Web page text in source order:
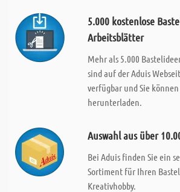
5.000 kostenlose
Arbeitsblätter
Mehr als 5.000
sind auf der Aduis
verfügbar und Sie
herunterladen.
Auswahl aus über
Bei Aduis finden Sie ein
Sortiment für Ihren
Kreativhobby.